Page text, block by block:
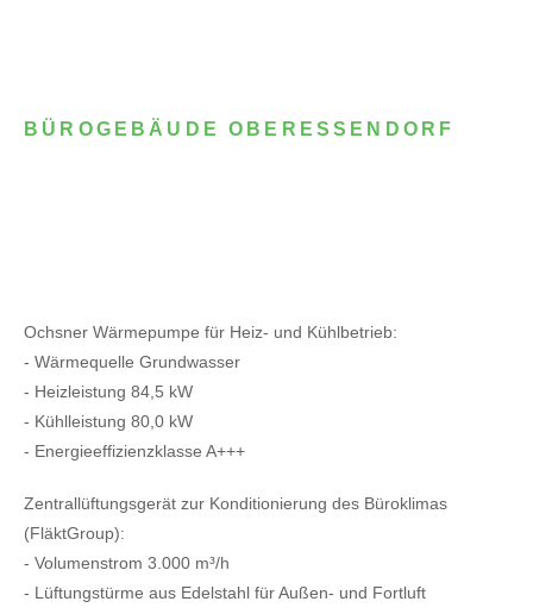
BÜROGEBÄUDE OBERESSENDORF
Ochsner Wärmepumpe für Heiz- und Kühlbetrieb:
- Wärmequelle Grundwasser
- Heizleistung 84,5 kW
- Kühlleistung 80,0 kW
- Energieeffizienzklasse A+++
Zentrallüftungsgerät zur Konditionierung des Büroklimas
(FläktGroup):
- Volumenstrom 3.000 m³/h
- Lüftungstürme aus Edelstahl für Außen- und Fortluft